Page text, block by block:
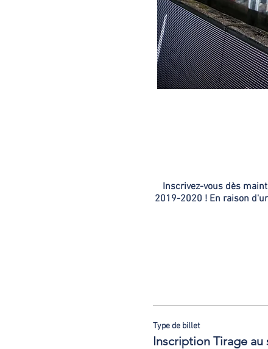
Inscrivez-vous dès
2019-2020 ! En raison
Type de billet
Inscription Tirage au